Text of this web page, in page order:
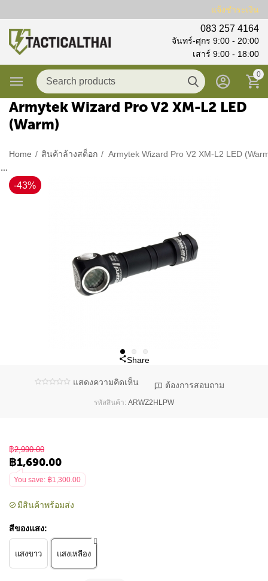
แจ้งชำระเงิน
083 257 4164
จันทร์-ศุกร 9:00 - 20:00
เสาร์ 9:00 - 18:00
0
Armytek Wizard Pro V2 XM-L2 LED
(Warm)
Home / สินค้าล้างสต็อก / Armytek Wizard Pro V2 XM-L2 LED
Share
แสดงความคิดเห็น ต้องการสอบถาม
รหัสสินค้า: ARWZ2HLPW
฿2,990.00
฿1,690.00
You save: ฿1,300.00
มีสินค้าพร้อมส่ง
สีของแสง:
แสงขาว แสงเหลือง